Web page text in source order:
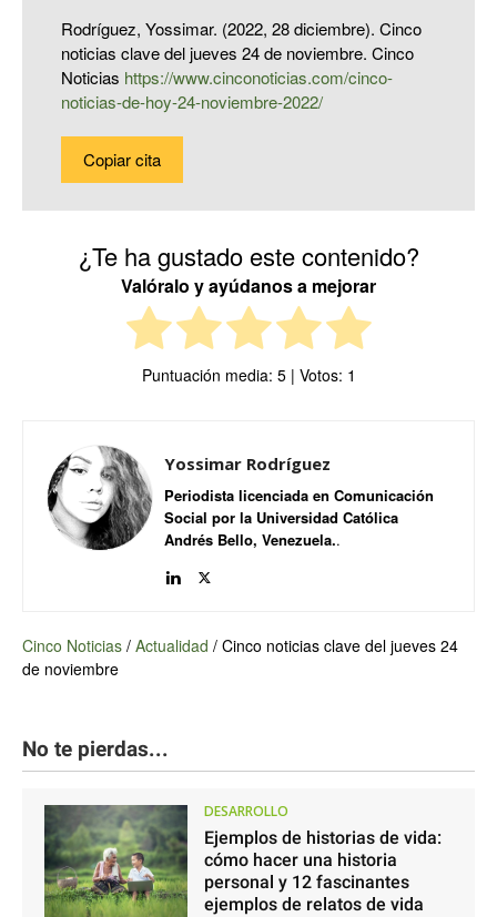
Rodríguez, Yossimar. (2022, 28 diciembre). Cinco
noticias clave del jueves 24 de noviembre. Cinco
Noticias https://www.cinconoticias.com/cinco-
noticias-de-hoy-24-noviembre-2022/
Copiar cita
¿Te ha gustado este contenido?
Valóralo y ayúdanos a mejorar
Puntuación media: 5| Votos: 1
Yossimar Rodríguez
Periodista licenciada en Comunicación
Social por la Universidad Católica
Andrés Bello, Venezuela..
Cinco Noticias / Actualidad / Cinco noticias clave del jueves 24
de noviembre
No te pierdas...
DESARROLLO
Ejemplos de historias de vida:
cómo hacer una historia
personal y 12 fascinantes
ejemplos de relatos de vida